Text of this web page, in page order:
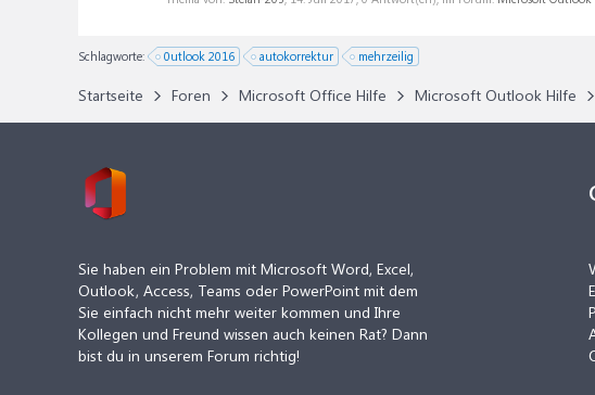
Schlagworte: 0utlook 2016 autokorrektur mehrzeilig
Startseite Foren Microsoft Office Hilfe Microsoft Outlook Hilfe
Sie haben ein Problem mit Microsoft Word, Excel,
Outlook, Access, Teams oder PowerPoint mit dem
Sie einfach nicht mehr weiter kommen und Ihre
Kollegen und Freund wissen auch keinen Rat? Dann
bist du in unserem Forum richtig!